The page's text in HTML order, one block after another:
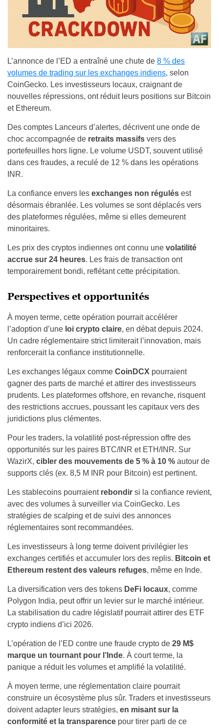
L’annonce de l’ED a entraîné une chute de 8 % des
volumes de trading sur les exchanges indiens, selon
CoinGecko. Les investisseurs locaux, craignant de
nouvelles répressions, ont réduit leurs positions sur Bitcoin
et Ethereum.
Des comptes Lanceurs d’alertes, décrivent une onde de
choc accompagnée de retraits massifs vers des
portefeuilles hors ligne. Le volume USDT, souvent utilisé
dans ces fraudes, a reculé de 12 % dans les opérations
INR.
La confiance envers les exchanges non régulés est
désormais ébranlée. Les volumes se sont déplacés vers
des plateformes régulées, même si elles demeurent
minoritaires.
Les prix des cryptos indiennes ont connu une volatilité
accrue sur 24 heures. Les frais de transaction ont
temporairement bondi, reflétant cette précipitation.
Perspectives et opportunités
À moyen terme, cette opération pourrait accélérer
l’adoption d’une loi crypto claire, en débat depuis 2024.
Un cadre réglementaire strict limiterait l’innovation, mais
renforcerait la confiance institutionnelle.
Les exchanges légaux comme CoinDCX pourraient
gagner des parts de marché et attirer des investisseurs
prudents. Les plateformes offshore, en revanche, risquent
des restrictions accrues, poussant les capitaux vers des
juridictions plus clémentes.
Pour les traders, la volatilité post-répression offre des
opportunités sur les paires BTC/INR et ETH/INR. Sur
WazirX, cibler des mouvements de 5 % à 10 % autour de
supports clés (ex. 8,5 M INR pour Bitcoin) est pertinent.
Les stablecoins pourraient rebondir si la confiance revient,
avec des volumes à surveiller via CoinGecko. Les
stratégies de scalping et de suivi des annonces
réglementaires sont recommandées.
Les investisseurs à long terme doivent privilégier les
exchanges certifiés et accumuler lors des replis. Bitcoin et
Ethereum restent des valeurs refuges, même en Inde.
La diversification vers des tokens DeFi locaux, comme
Polygon India, peut offrir un levier sur le marché intérieur.
La stabilisation du cadre législatif pourrait attirer des ETF
crypto indiens d’ici 2026.
L’opération de l’ED contre une fraude crypto de 29 M$
marque un tournant pour l’Inde. À court terme, la
panique a réduit les volumes et amplifié la volatilité.
À moyen terme, une réglementation claire pourrait
construire un écosystème plus sûr. Traders et investisseurs
doivent adapter leurs stratégies, en misant sur la
conformité et la transparence pour tirer parti de ce